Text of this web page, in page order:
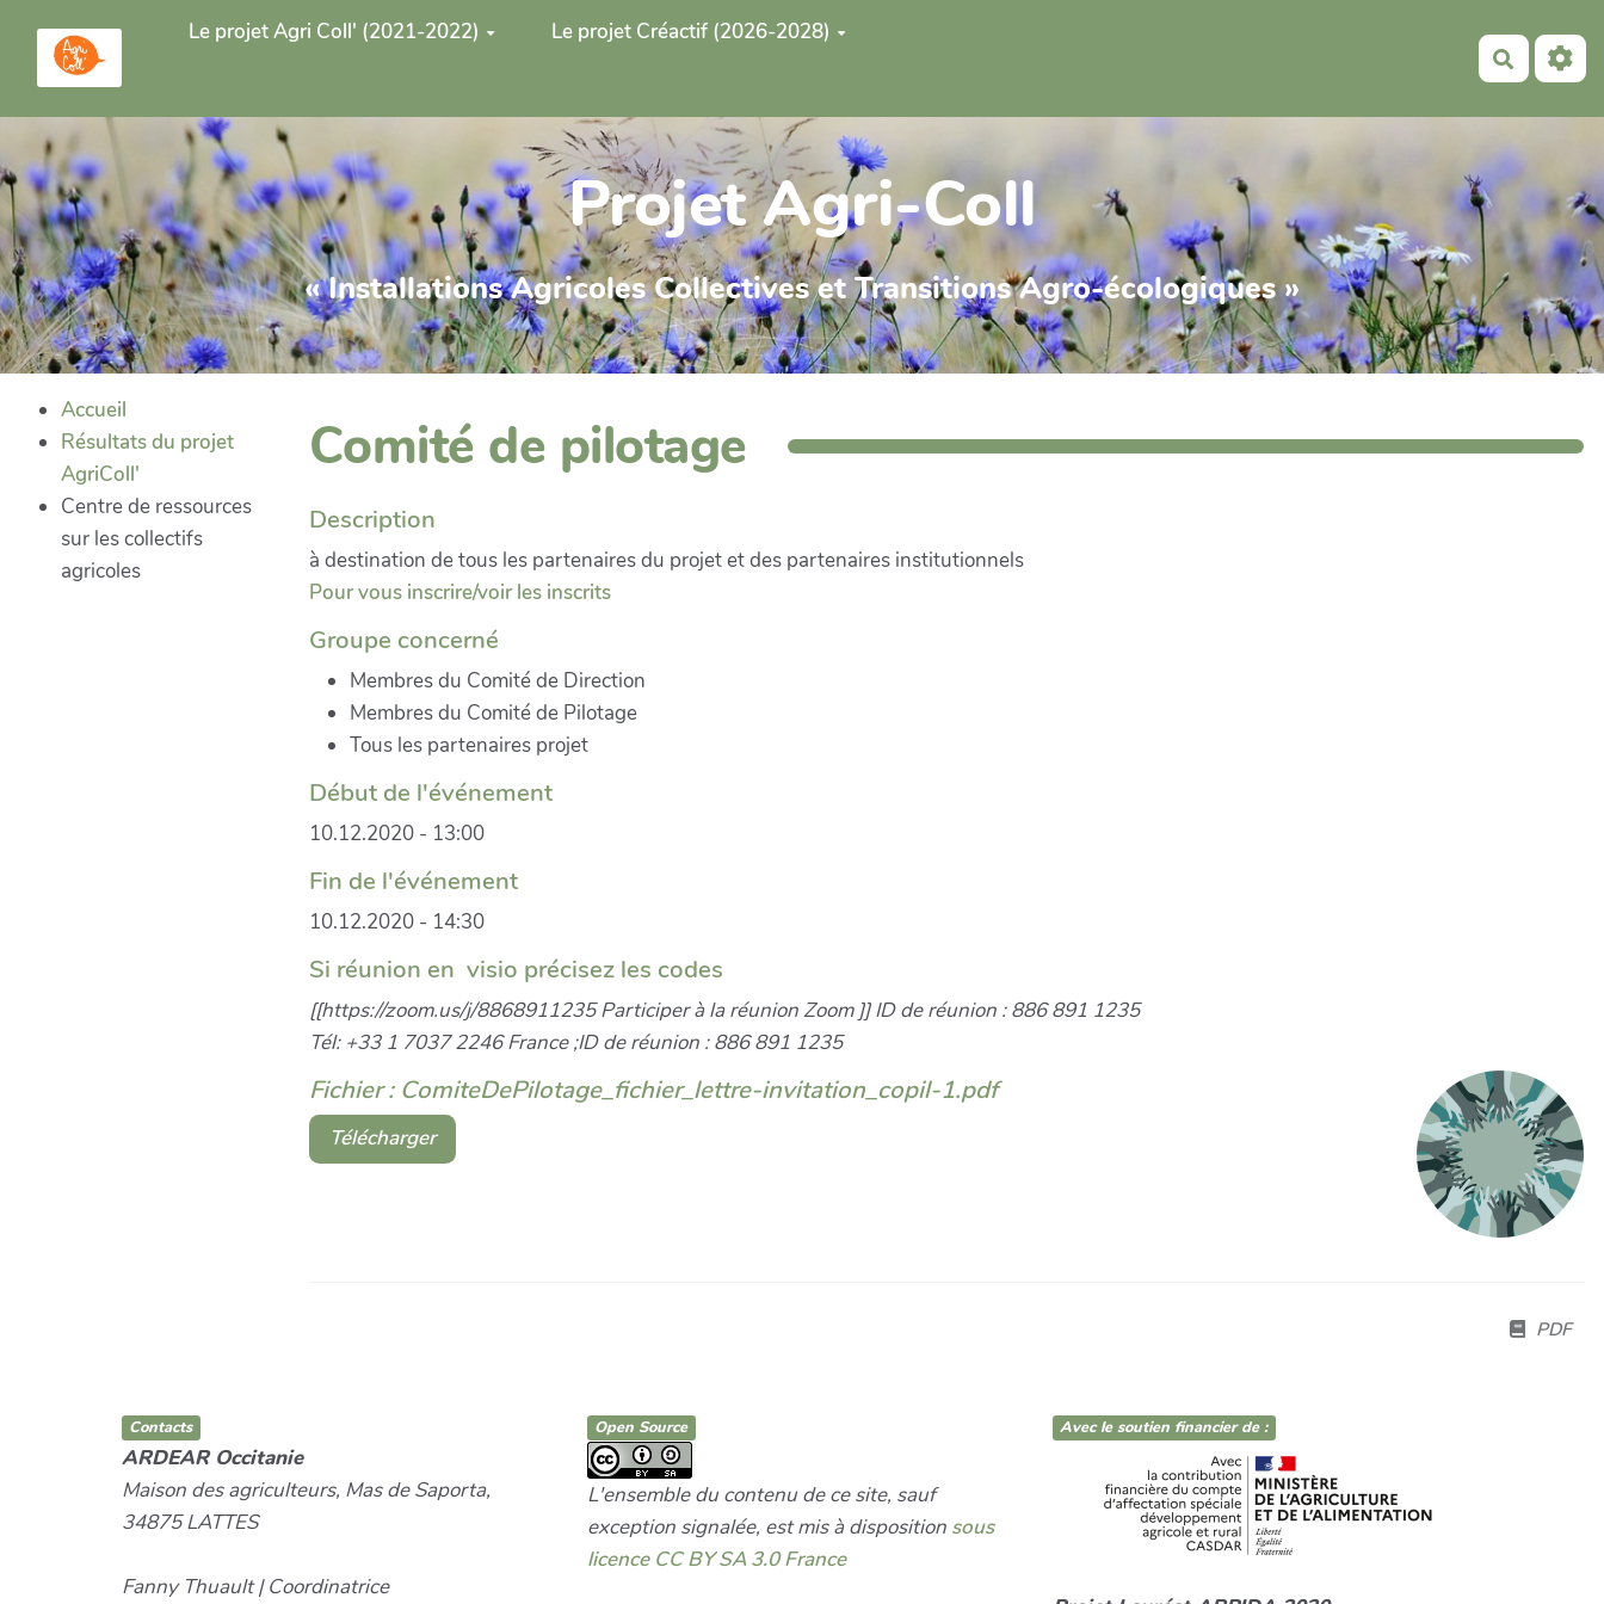
Aller au contenu principalLe projet Agri Coll' (2021-2022) Le projet Créactif (2026-2028)
Projet Agri-Coll
« Installations Agricoles Collectives et Transitions Agro-écologiques »
Accueil
Résultats du projet
AgriColl'
Centre de ressources
sur les collectifs
agricoles
Comité de pilotage
Description
à destination de tous les partenaires du projet et des partenaires institutionnels
Pour vous inscrire/voir les inscrits
Groupe concerné
Membres du Comité de Direction
Membres du Comité de Pilotage
Tous les partenaires projet
Début de l'événement
10.12.2020 - 13:00
Fin de l'événement
10.12.2020 - 14:30
Si réunion en visio précisez les codes
[[https://zoom.us/j/8868911235 Participer à la réunion Zoom ]] ID de réunion : 886 891 1235
Tél: +33 1 7037 2246 France ;ID de réunion : 886 891 1235
Fichier : ComiteDePilotage_fichier_lettre-invitation_copil-1.pdf
Télécharger
PDF
Contacts
ARDEAR Occitanie
Maison des agriculteurs, Mas de Saporta,
34875 LATTES
Fanny Thuault | Coordinatrice
Open Source
L'ensemble du contenu de ce site, sauf
exception signalée, est mis à disposition sous
licence CC BY SA 3.0 France
Avec le soutien financier de :